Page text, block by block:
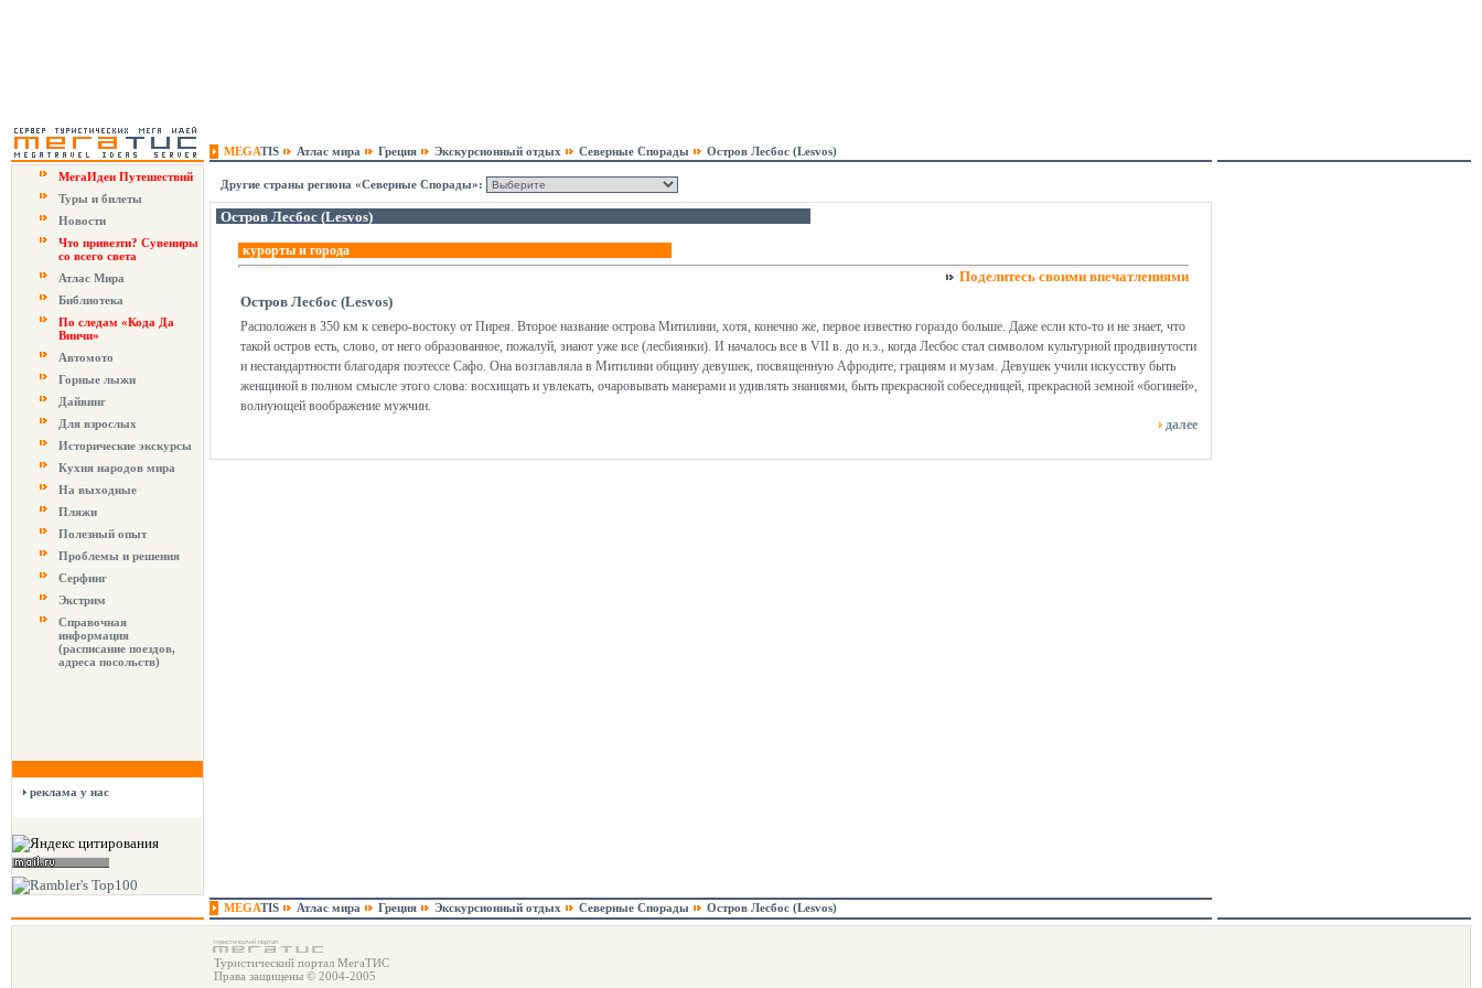
MEGATIS Атлас мира Греция Экскурсионный отдых Северные Спорады
Остров Лесбос (Lesvos)
МегаИдеи Путешествий
Туры и билеты
Новости
Что привезти? Сувениры
со всего света
Атлас Мира
Библиотека
По следам «Кода Да
Винчи»
Автомото
Горные лыжи
Дайвинг
Для взрослых
Исторические экскурсы
Кухня народов мира
На выходные
Пляжи
Полезный опыт
Проблемы и решения
Серфинг
Экстрим
Справочная
информация
(расписание поездов,
адреса посольств)
реклама у нас
Другие страны региона «Северные Спорады»:
Остров Лесбос (Lesvos)
курорты и города
Поделитесь своими впечатлениями
Остров Лесбос (Lesvos)
Расположен в 350 км к северо-востоку от Пирея. Второе название острова Митилини, хотя, конечно же, первое известно гораздо больше. Даже если кто-то и не знает, что
такой остров есть, слово, от него образованное, пожалуй, знают уже все (лесбиянки). И началось все в VII в. до н.э., когда Лесбос стал символом культурной продвинутости
и нестандартности благодаря поэтессе Сафо. Она возглавляла в Митилини общину девушек, посвященную Афродите, грациям и музам. Девушек учили искусству быть
женщиной в полном смысле этого слова: восхищать и увлекать, очаровывать манерами и удивлять знаниями, быть прекрасной собеседницей, прекрасной земной «богиней»,
волнующей воображение мужчин.
далее
MEGATIS Атлас мира Греция Экскурсионный отдых Северные Спорады Остров Лесбос (Lesvos)
Туристический портал МегаТИС
Права защищены © 2004-2005